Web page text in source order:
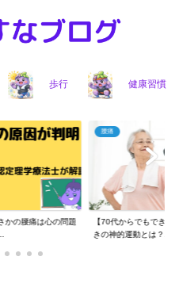
歩行 健康習慣
かの腰痛は心の問題
腰痛
【70代からでもできる
きの神的運動とは？...